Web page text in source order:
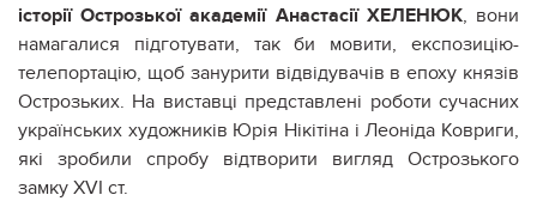
історії Острозької академії Анастасії ХЕЛЕНЮК, вони
намагалися підготувати, так би мовити, експозицію-
телепортацію, щоб занурити відвідувачів в епоху князів
Острозьких. На виставці представлені роботи сучасних
українських художників Юрія Нікітіна і Леоніда Ковриги,
які зробили спробу відтворити вигляд Острозького
замку XVI ст.